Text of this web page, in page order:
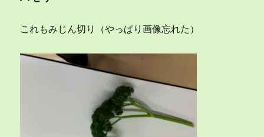
これもみじん切り（やっぱり画像忘れた）